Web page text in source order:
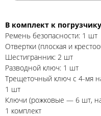
В комплект к
Ремень безопасности: 1 шт
Отвертки (плоская и
Шестигранник: 2 шт
Разводной ключ: 1 шт
Трещеточный ключ с 4-мя
1 шт
Ключи (рожковые — 6 шт,
1 комплект